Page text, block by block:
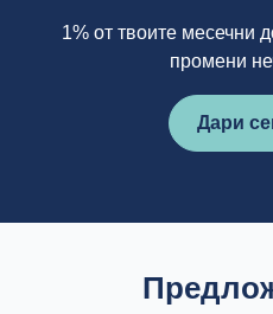
1% от твоите месечни
промени
Дари